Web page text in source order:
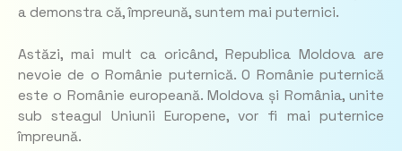
a demonstra că, împreună, suntem mai puternici.
Astăzi, mai mult ca oricând, Republica Moldova are
nevoie de o Românie puternică. O Românie puternică
este o Românie europeană. Moldova și România, unite
sub steagul Uniunii Europene, vor fi mai puternice
împreună.